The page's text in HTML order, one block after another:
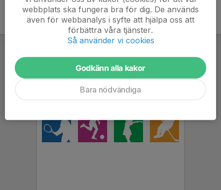
webbplats ska fungera bra för dig. De används
även för webbanalys i syfte att hjälpa oss att
förbättra våra tjänster.
Så använder vi cookies
Godkänn alla kakor
Bara nödvändiga